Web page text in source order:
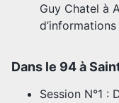
Guy Chatel à
Dans le 94 à
Session N°1 :